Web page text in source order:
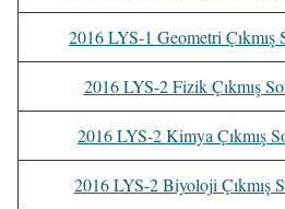
2016 LYS-1 Geometri Çıkmış
2016 LYS-2 Fizik Çıkmış
2016 LYS-2 Kimya Çıkmış
2016 LYS-2 Biyoloji Çıkmış